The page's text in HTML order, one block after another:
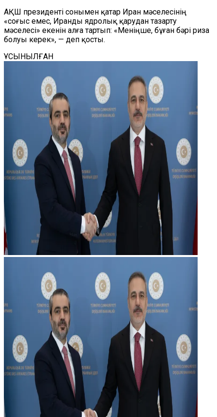
АҚШ президенті сонымен қатар Иран мәселесінің
«соғыс емес, Иранды ядролық қарудан тазарту
мәселесі» екенін алға тартып: «Меніңше, бұған бәрі риза
болуы керек», — деп қосты.
ҰСЫНЫЛҒАН